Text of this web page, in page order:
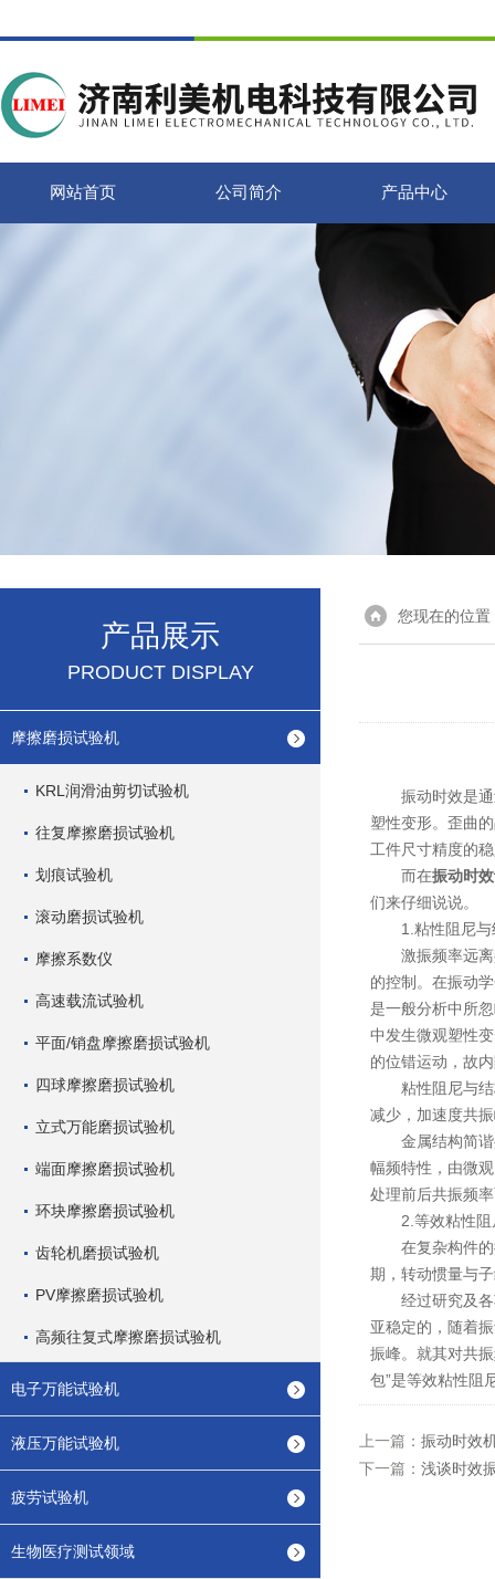
网站首页 公司简介 产品中心
产品展示
PRODUCT DISPLAY
摩擦磨损试验机
KRL润滑油剪切试验机
往复摩擦磨损试验机
划痕试验机
滚动磨损试验机
摩擦系数仪
高速载流试验机
平面/销盘摩擦磨损试验机
四球摩擦磨损试验机
立式万能磨损试验机
端面摩擦磨损试验机
环块摩擦磨损试验机
齿轮机磨损试验机
PV摩擦磨损试验机
高频往复式摩擦磨损试验机
电子万能试验机
液压万能试验机
疲劳试验机
生物医疗测试领域
您现在的位置
振动时效是通
塑性变形。歪曲
工件尺寸精度的
而在振动时
们来仔细说说。
1.粘性阻尼与
激振频率远离
的控制。在振动
是一般分析中所
中发生微观塑性
的位错运动，故
粘性阻尼与结
减少，加速度共
金属结构简谐
幅频特性，由微
处理前后共振频
2.等效粘性阻
在复杂构件的
期，转动惯量与
经过研究及各项
亚稳定的，随着
振峰。就其对共
包”是等效粘性阻
上一篇： 振动时效
下一篇： 浅谈时效